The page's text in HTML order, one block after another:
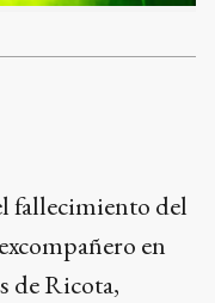
fallecimiento del
en
de Ricota,